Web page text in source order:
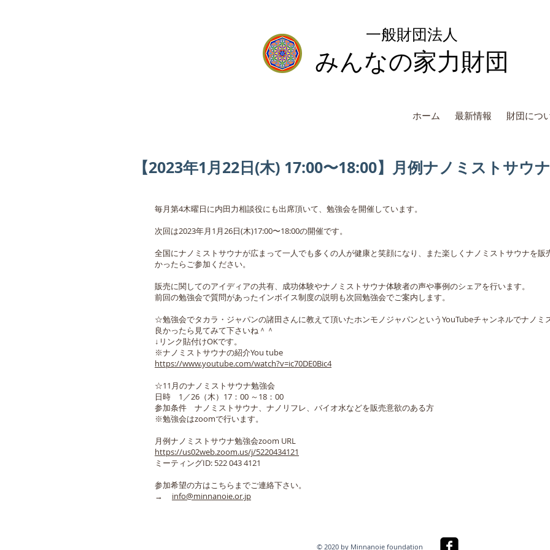
一般財団法人
みんなの家力財団
ホーム 最新情報 財団につ
【2023年1月22日(木) 17:00〜18:00】月例ナノミストサウ
毎月第4木曜日に内田力相談役にも出席頂いて、勉強会を開催しています。
次回は2023年月1月26日(木)17:00〜18:00の開催です。
全国にナノミストサウナが広まって一人でも多くの人が健康と笑顔になり、また楽しくナノミストサウナを販
かったらご参加ください。
販売に関してのアイディアの共有、成功体験やナノミストサウナ体験者の声や事例のシェアを行います。
前回の勉強会で質問があったインボイス制度の説明も次回勉強会でご案内します。
☆勉強会でタカラ・ジャパンの諸田さんに教えて頂いたホンモノジャパンというYouTubeチャンネルでナノミ
良かったら見てみて下さいね＾＾
↓リンク貼付けOKです。
※ナノミストサウナの紹介You tube
https://www.youtube.com/watch?v=ic70DE0Bic4
☆11月のナノミストサウナ勉強会
日時 1／26（木）17：00 ～18：00
参加条件 ナノミストサウナ、ナノリフレ、バイオ水などを販売意欲のある方
※勉強会はzoomで行います。
月例ナノミストサウナ勉強会zoom URL
https://us02web.zoom.us/j/5220434121
ミーティングID: 522 043 4121
参加希望の方はこちらまでご連絡下さい。
→ info@minnanoie.or.jp
© 2020 by Minnanoie foundation